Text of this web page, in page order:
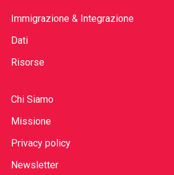
Immigrazione & Integrazione
Dati
Risorse
Chi Siamo
Missione
Privacy policy
Newsletter